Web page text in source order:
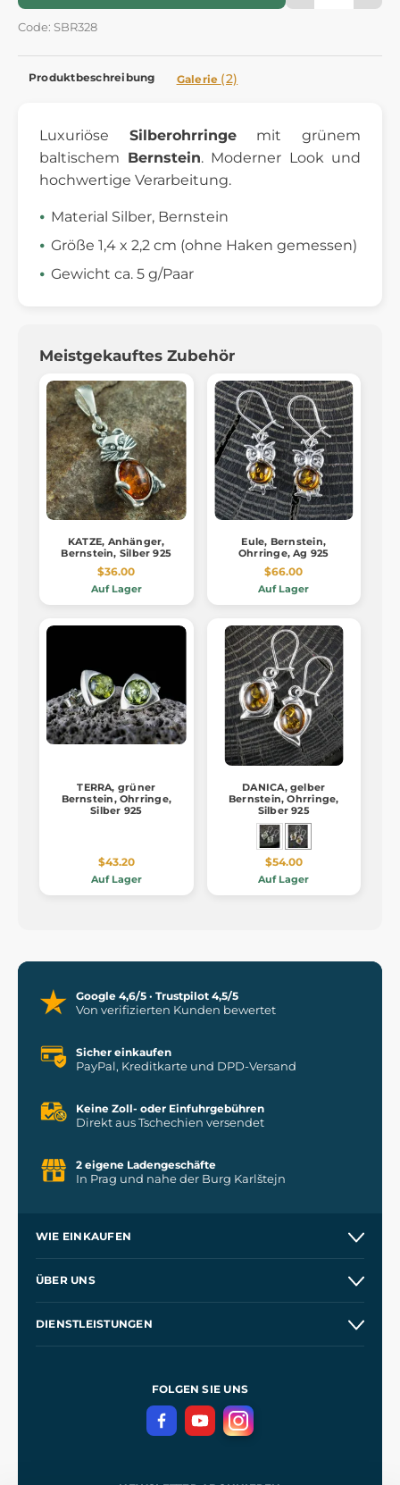
Code: SBR328
Produktbeschreibung Galerie (2)
Luxuriöse Silberohrringemit grünem
baltischem Bernstein. Moderner Look und
hochwertige Verarbeitung.
Material Silber, Bernstein
Größe 1,4 x 2,2 cm (ohne Haken gemessen)
Gewicht ca. 5 g/Paar
Meistgekauftes Zubehör
KATZE, Anhänger,
Bernstein, Silber 925
$36.00
Auf Lager
Eule, Bernstein,
Ohrringe, Ag 925
$66.00
Auf Lager
TERRA, grüner
Bernstein, Ohrringe,
Silber 925
$43.20
Auf Lager
DANICA, gelber
Bernstein, Ohrringe,
Silber 925
$54.00
Auf Lager
Google 4,6/5 · Trustpilot 4,5/5
Von verifizierten Kunden bewertet
Sicher einkaufen
PayPal, Kreditkarte und DPD-Versand
Keine Zoll- oder Einfuhrgebühren
Direkt aus Tschechien versendet
2 eigene Ladengeschäfte
In Prag und nahe der Burg Karlštejn
WIE EINKAUFEN
Großhandel
ÜBER UNS
DIENSTLEISTUNGEN
GeschäftsbedingungenFOLGEN SIE UNS